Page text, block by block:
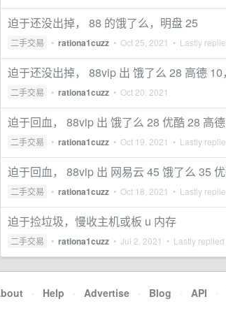
迫于还没出掉， 88 的饿了么，明盘 25
二手交易 • rationa1cuzz • Oct 25, 2021 • Lastly
迫于还没出掉， 88vip 出 饿了么 28 高德 10
二手交易 • rationa1cuzz • Oct 20, 2021
迫于回血， 88vip 出 饿了么 28 优酷 28 高
二手交易 • rationa1cuzz • Oct 19, 2021 • Lastly
迫于回血， 88vip 出 网易云 45 饿了么 35
二手交易 • rationa1cuzz • Oct 18, 2021 • Lastly
迫于捡垃圾，慢收主机或板 u 内存
二手交易 • rationa1cuzz • Jul 2, 2021 • Lastly
· Help · Advertise · Blog · API ·